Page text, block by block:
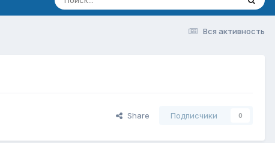
Вся активность
Share Подписчики 0